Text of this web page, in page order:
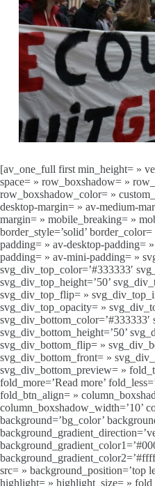
[av_one_full first min_height= »
space= » row_boxshadow= »
row_boxshadow_color= »
desktop-margin= » av-medium-
margin= » mobile_breaking= »
border_style=’solid’
padding= » av-desktop-padding=
padding= » av-mini-padding= »
svg_div_top_color=’#333333′
svg_div_top_height=’50’
svg_div_top_flip= »
svg_div_top_opacity= »
svg_div_bottom_height=’50’
svg_div_bottom_flip= »
svg_div_bottom_front= »
svg_div_bottom_preview= »
fold_more=’Read more’
fold_btn_align= »
column_boxshadow_width=’10’
background=’bg_color’
src= » background_position=’top
highlight= » highlight_size= »